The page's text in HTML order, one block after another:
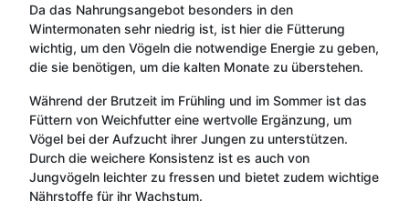
Da das Nahrungsangebot besonders in den
Wintermonaten sehr niedrig ist, ist hier die Fütterung
wichtig, um den Vögeln die notwendige Energie zu geben,
die sie benötigen, um die kalten Monate zu überstehen.
Während der Brutzeit im Frühling und im Sommer ist das
Füttern von Weichfutter eine wertvolle Ergänzung, um
Vögel bei der Aufzucht ihrer Jungen zu unterstützen.
Durch die weichere Konsistenz ist es auch von
Jungvögeln leichter zu fressen und bietet zudem wichtige
Nährstoffe für ihr Wachstum.